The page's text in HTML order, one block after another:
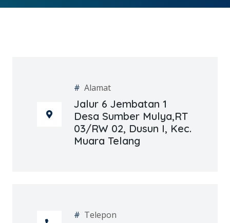
# Alamat
Jalur 6 Jembatan 1
Desa Sumber Mulya,RT
03/RW 02, Dusun I, Kec.
Muara Telang
# Telepon